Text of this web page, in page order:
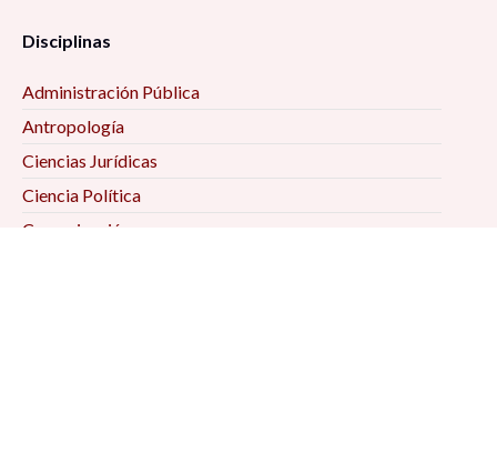
Disciplinas
Administración Pública
Antropología
Ciencias Jurídicas
Ciencia Política
Comunicación